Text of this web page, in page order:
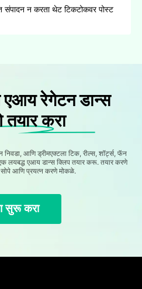
संपादन न करता थेट टिकटोकवर पोस्ट
एआय रेगेटन डान्स
तयार करा
निवडा, आणि ड्रीमएक्टला टिक, रील्स, शॉर्ट्स, फॅन
एक लयबद्ध एआय डान्स क्लिप तयार करू. तयार करणे
आणि प्रयत्न करणे मोकळे.
सुरू करा